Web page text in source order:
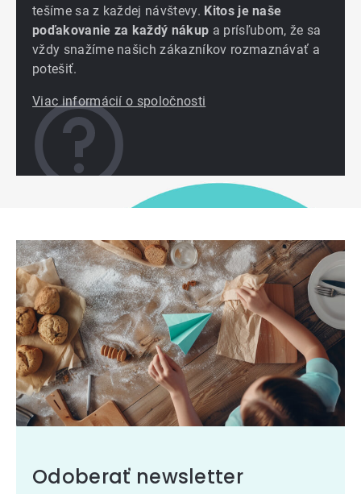
tešíme sa z každej návštevy. Kitos je naše
poďakovanie za každý nákup a prísľubom, že sa
vždy snažíme našich zákazníkov rozmaznávať a
potešiť.
Viac informácií o spoločnosti
Odoberať newsletter